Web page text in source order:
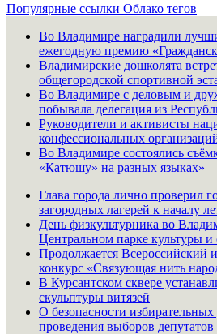
Популярные ссылки Облако тегов
Во Владимире наградили
ежегодную премию
Владимирские дошколята
общегородской спортивной
Во Владимире с деловым и
побывала делегация из
Руководители и активисты
конфессиональных
Во Владимире состоялись
«Катюшу» на разных языках»
Глава города лично проверил
загородных лагерей к началу
День физкультурника во
Центральном парке культуры и
Продолжается Всероссийский
конкурс «Связующая нить
В Курсантском сквере
скульптуры витязей
О безопасности избирательных
проведения выборов